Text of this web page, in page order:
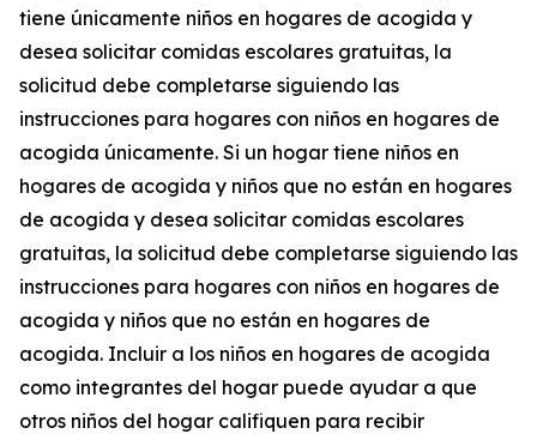
tiene únicamente niños en hogares de acogida y
desea solicitar comidas escolares gratuitas, la
solicitud debe completarse siguiendo las
instrucciones para hogares con niños en hogares de
acogida únicamente. Si un hogar tiene niños en
hogares de acogida y niños que no están en hogares
de acogida y desea solicitar comidas escolares
gratuitas, la solicitud debe completarse siguiendo las
instrucciones para hogares con niños en hogares de
acogida y niños que no están en hogares de
acogida. Incluir a los niños en hogares de acogida
como integrantes del hogar puede ayudar a que
otros niños del hogar califiquen para recibir